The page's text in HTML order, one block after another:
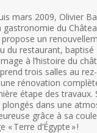
mars 2009, Olivier
gastronomie du
propose un
du restaurant, baptisé
à l’histoire du
trois salles au
rénovation
étape des travaux.
plongés dans une
grâce à sa
« Terre d’Égypte » !